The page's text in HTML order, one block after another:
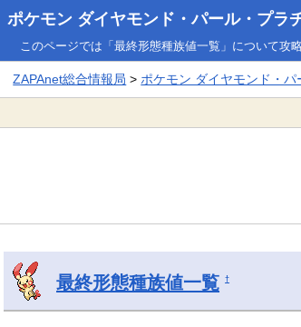
ポケモン ダイヤモンド・パール・プラ
このページでは「最終形態種族値一覧」について攻
ZAPAnet総合情報局 >ポケモン ダイヤモンド・
最終形態種族値一覧 †